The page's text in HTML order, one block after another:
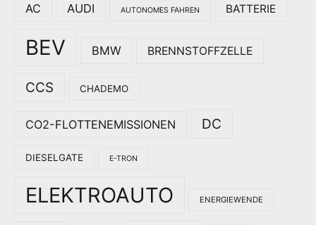
AC AUDI AUTONOMES FAHREN BATTERIE
BEV BMW BRENNSTOFFZELLE
CCS CHADEMO
CO2-FLOTTENEMISSIONEN DC
DIESELGATE E-TRON
ELEKTROAUTO ENERGIEWENDE